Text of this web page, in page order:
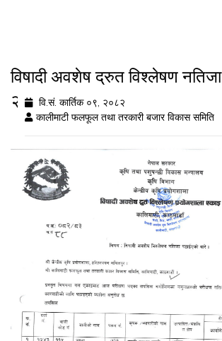
विषादी अवशेष द्रुत विश्लेषण नतिजा
२०८२/७/०९
वि.सं. कार्तिक ०९, २०८२
कालीमाटी फलफूल तथा तरकारी बजार विकास समिति